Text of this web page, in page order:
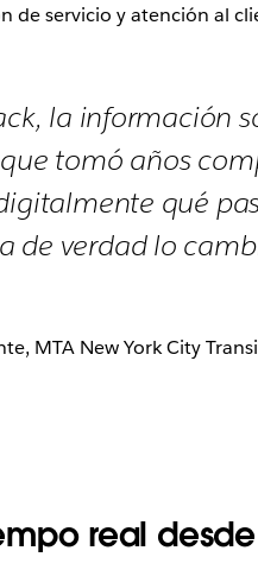
de servicio y atención al
la información
tomó años
qué
de verdad lo
MTA New York City
real